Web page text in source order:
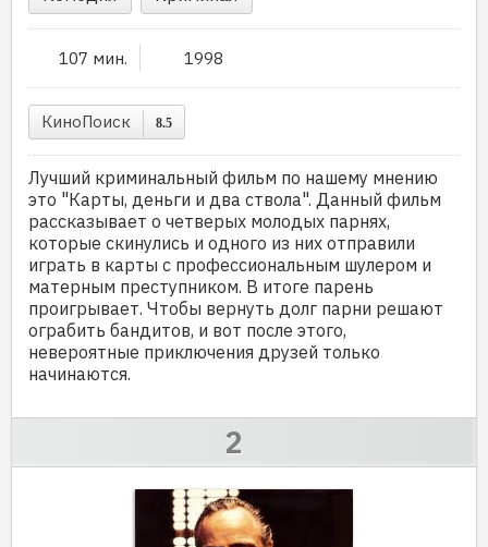
107 мин. 1998
КиноПоиск 8.5
Лучший криминальный фильм по нашему мнению
это "Карты, деньги и два ствола". Данный фильм
рассказывает о четверых молодых парнях,
которые скинулись и одного из них отправили
играть в карты с профессиональным шулером и
матерным преступником. В итоге парень
проигрывает. Чтобы вернуть долг парни решают
ограбить бандитов, и вот после этого,
невероятные приключения друзей только
начинаются.